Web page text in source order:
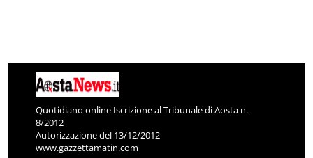
Quotidiano online Iscrizione al Tribunale di Aosta n.
8/2012
Autorizzazione del 13/12/2012
www.gazzettamatin.com